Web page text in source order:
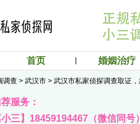
首页 婚姻治疗
调查 > 武汉市 > 武汉市私家侦探调查取证
服务：
小三】18459194467（微信同号）